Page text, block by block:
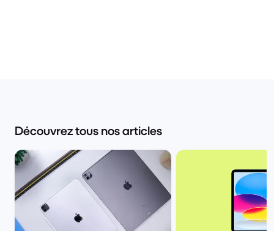
Découvrez tous nos articles